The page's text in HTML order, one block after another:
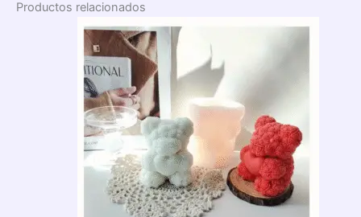
Productos relacionados